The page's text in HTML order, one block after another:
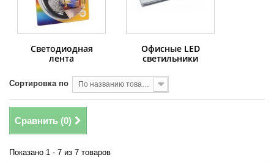
Светодиодная
лента
Офисные LED
светильники
Сортировка по По названию товара, от А до Я
Сравнить (0)
Показано 1 - 7 из 7 товаров